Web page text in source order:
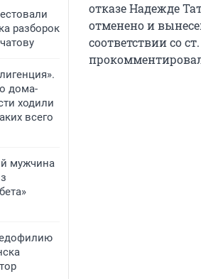
разборок
дома-
ходили
всего
мужчина
отказе Надежде
отменено и
соответствии со